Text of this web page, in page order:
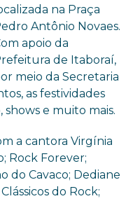
na Praça
Antônio Novaes.
apoio da
de Itaboraí,
meio da Secretaria
as festividades
shows e muito mais.
a cantora Virgínia
Rock Forever;
do Cavaco; Dediane
do Rock;